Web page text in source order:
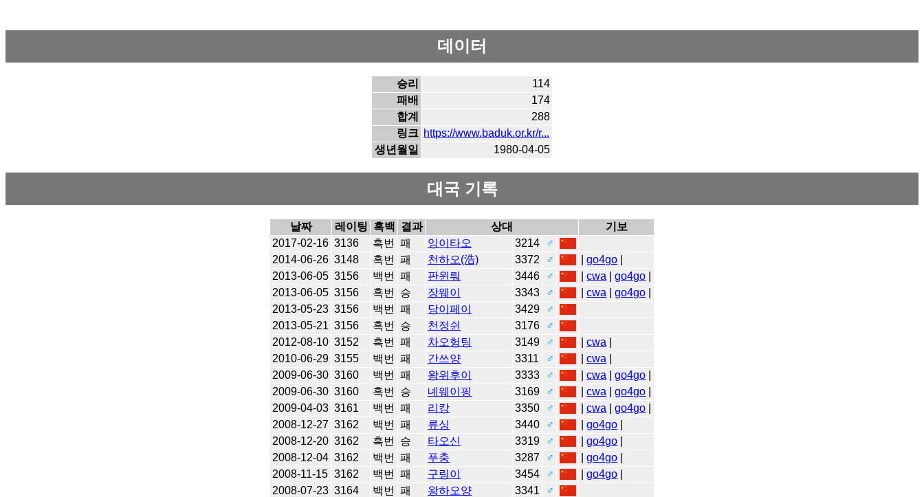
데이터
승리
114
패배
174
합계
288
링크 https://www.baduk.or.kr/r...
생년월일
1980-04-05
대국 기록
날짜 레이팅 흑백 결과 상대
기보
2017-02-16 3136 흑번 패 잉이타오 3214
♂
2014-06-26 3148 흑번 패 천하오(浩) 3372 ♂ |go4go
2013-06-05 3156 백번 패 판윈뤄 3446 ♂ |cwa |go4go
2013-06-05 3156 흑번 승 장웨이 3343 ♂ |cwa |go4go
2013-05-23 3156 백번 패 당이페이 3429
♂
2013-05-21 3156 흑번 승 천정쉰 3176
♂
2012-08-10 3152 흑번 패 차오헝팅 3149 ♂ |cwa
2010-06-29 3155 백번 패 간쓰양 3311 ♂ |cwa
2009-06-30 3160 백번 패 왕위후이 3333 ♂ |cwa |go4go
2009-06-30 3160 흑번 승 녜웨이핑 3169 ♂ |cwa |go4go
2009-04-03 3161 백번 패 리캉 3350 ♂ |cwa |go4go
2008-12-27 3162 백번 패 류싱 3440 ♂ |go4go
2008-12-20 3162 흑번 승 타오신 3319 ♂ |go4go
2008-12-04 3162 백번 패 푸충 3287 ♂ |go4go
2008-11-15 3162 백번 패 구링이 3454 ♂ |go4go
2008-07-23 3164 백번 패 왕하오양 3341
♂